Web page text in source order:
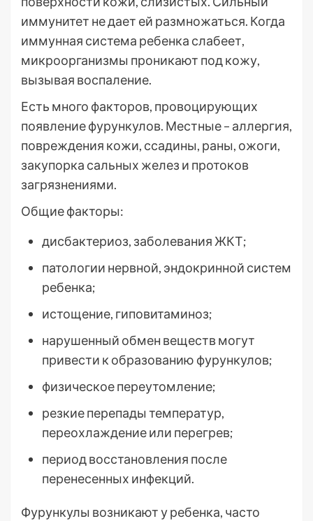
иммунитет не дает ей размножаться. Когда
иммунная система ребенка слабеет,
микроорганизмы проникают под кожу,
вызывая воспаление.
Есть много факторов, провоцирующих
появление фурункулов. Местные – аллергия,
повреждения кожи, ссадины, раны, ожоги,
закупорка сальных желез и протоков
загрязнениями.
Общие факторы:
дисбактериоз, заболевания ЖКТ;
патологии нервной, эндокринной систем
ребенка;
истощение, гиповитаминоз;
нарушенный обмен веществ могут
привести к образованию фурункулов;
физическое переутомление;
резкие перепады температур,
переохлаждение или перегрев;
период восстановления после
перенесенных инфекций.
Фурункулы возникают у ребенка, часто